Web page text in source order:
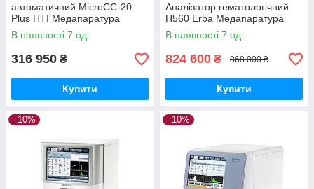
автоматичний MicroCC-20
Plus HTI Медапаратура
В наявності 7 од.
316 950 ₴
Купити
Аналізатор гематологічний
H560 Erba Медапаратура
В наявності 7 од.
824 600 ₴ 868 000 ₴
Купити
–10% –10%